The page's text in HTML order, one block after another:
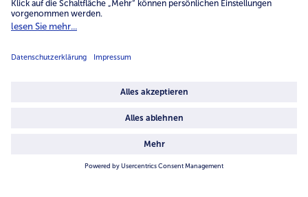
Service
Unternehmen